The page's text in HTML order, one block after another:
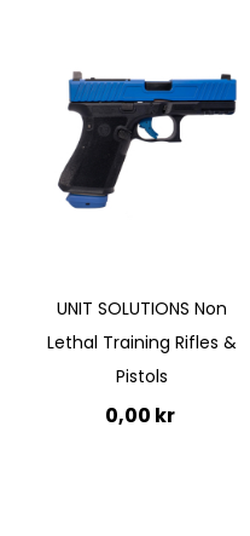
UNIT SOLUTIONS Non
Lethal Training Rifles &
Pistols
0,00 kr